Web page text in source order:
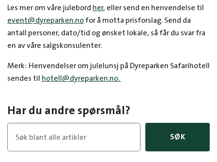
Les mer om våre julebord her, eller send en henvendelse til
event@dyreparken.no for å motta prisforslag. Send da
antall personer, dato/tid og ønsket lokale, så får du svar fra
en av våre salgskonsulenter.
Merk: Henvendelser om julelunsj på Dyreparken Safarihotell
sendes til hotell@dyreparken.no.
Har du andre spørsmål?
SØK